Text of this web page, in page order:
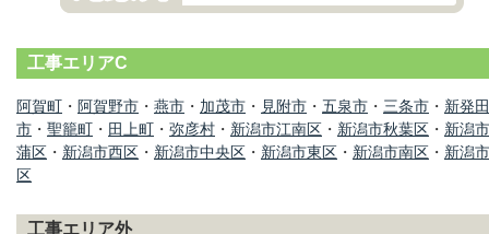
工事エリアC
阿賀町 ・ 阿賀野市 ・ 燕市 ・ 加茂市 ・ 見附市 ・ 五泉市 ・ 三条市 ・ 新発田
市 ・ 聖籠町 ・ 田上町 ・ 弥彦村 ・ 新潟市江南区 ・ 新潟市秋葉区 ・ 新潟
蒲区 ・ 新潟市西区 ・ 新潟市中央区 ・ 新潟市東区 ・ 新潟市南区 ・ 新潟
区
工事エリア外